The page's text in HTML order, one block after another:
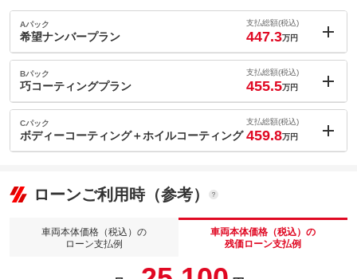
Aパック
希望ナンバープラン
支払総額(税込)
447.3万円
内：オプシ
ョン価格
(税込)
車両本体価
428万円
希望ナンバープランです。お好きな４ケタの数字をお選びいただ
くプランです！お住まいの地域によって抽選対象番号となる場合
などはご希望に添えない可能性もございますのであらかじめご了
承ください！
Bパック
巧コーティングプラン
支払総額(税込)
455.5万円
内：オプシ
ョン価格
(税込)
車両本体価
巧コーティングは、ガラス系ボディーコーティング・ウィンドウ
Cパック
ボディーコーティング＋ホイルコーティング
支払総額(税込)
459.8万円
車両本体価
428
ローンご利用時（参考）
車両本体価格（税込）の
ローン支払例
車両本体価格（税込）の
残価ローン支払例